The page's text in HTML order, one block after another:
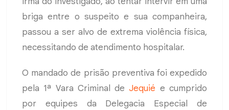
briga entre o suspeito e sua companheira,
passou a ser alvo de extrema violência física,
necessitando de atendimento hospitalar.
O mandado de prisão preventiva foi expedido
pela 1ª Vara Criminal de Jequié e cumprido
por equipes da Delegacia Especial de